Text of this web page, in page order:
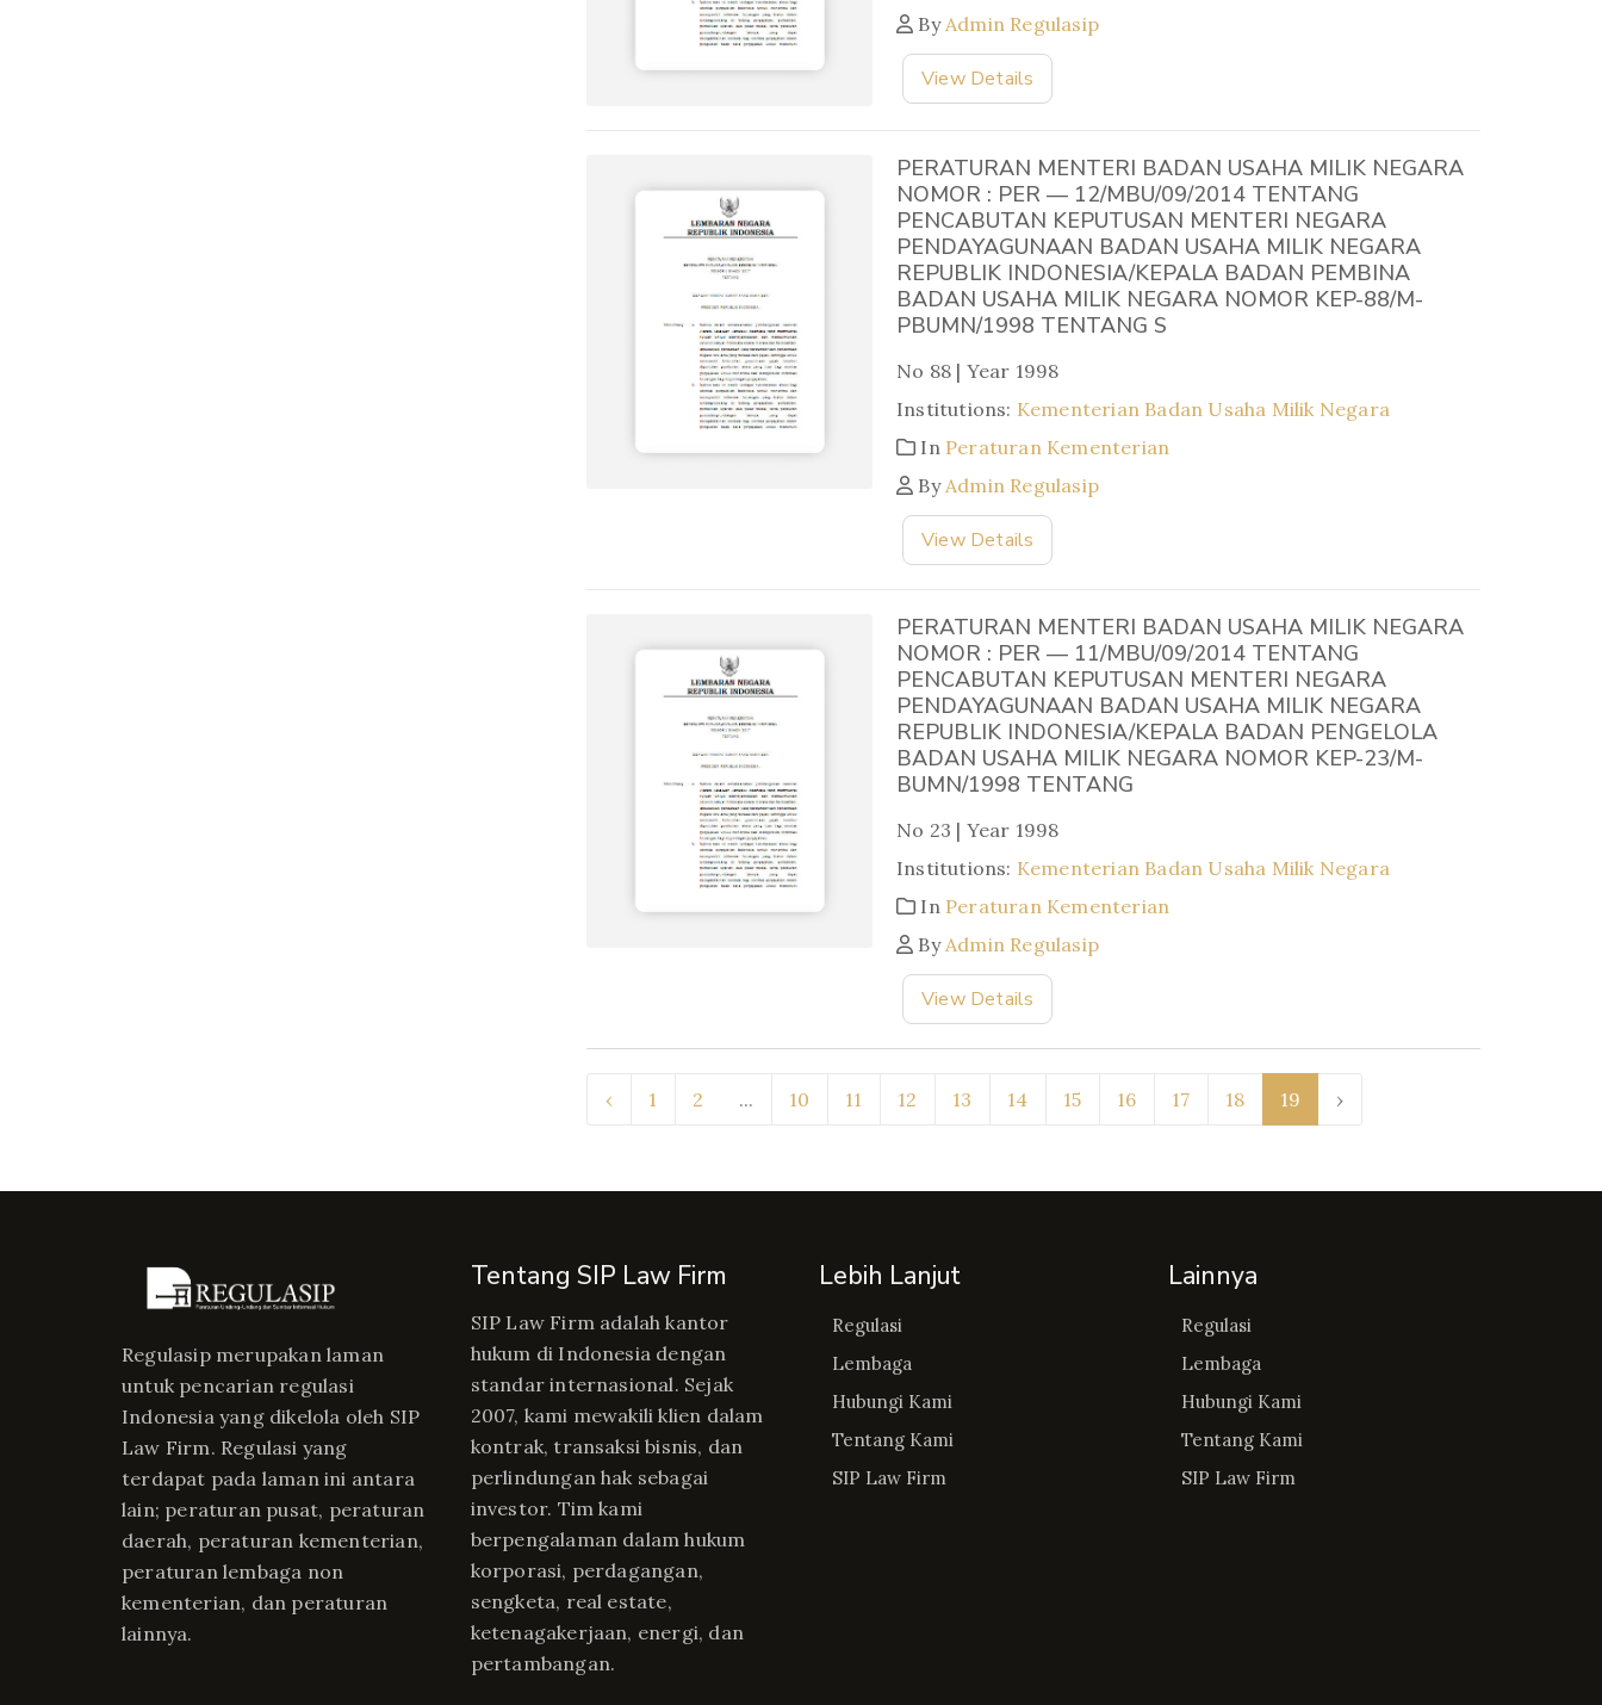
ByAdmin Regulasip
View Details
PERATURAN MENTERI BADAN USAHA MILIK NEGARA
NOMOR : PER — 12/MBU/09/2014 TENTANG
PENCABUTAN KEPUTUSAN MENTERI NEGARA
PENDAYAGUNAAN BADAN USAHA MILIK NEGARA
REPUBLIK INDONESIA/KEPALA BADAN PEMBINA
BADAN USAHA MILIK NEGARA NOMOR KEP-88/M-
PBUMN/1998 TENTANG S
No 88 | Year 1998
Institutions: Kementerian Badan Usaha Milik Negara
In Peraturan Kementerian
ByAdmin Regulasip
View Details
PERATURAN MENTERI BADAN USAHA MILIK NEGARA
NOMOR : PER — 11/MBU/09/2014 TENTANG
PENCABUTAN KEPUTUSAN MENTERI NEGARA
PENDAYAGUNAAN BADAN USAHA MILIK NEGARA
REPUBLIK INDONESIA/KEPALA BADAN PENGELOLA
BADAN USAHA MILIK NEGARA NOMOR KEP-23/M-
BUMN/1998 TENTANG
No 23 | Year 1998
Institutions: Kementerian Badan Usaha Milik Negara
In Peraturan Kementerian
ByAdmin Regulasip
View Details
‹ 1 2 ... 10 11 12 13 14 15 16 17 18 19 ›
Regulasip merupakan laman
untuk pencarian regulasi
Indonesia yang dikelola oleh SIP
Law Firm. Regulasi yang
terdapat pada laman ini antara
lain; peraturan pusat, peraturan
daerah, peraturan kementerian,
peraturan lembaga non
kementerian, dan peraturan
lainnya.
Tentang SIP Law Firm
SIP Law Firm adalah kantor
hukum di Indonesia dengan
standar internasional. Sejak
2007, kami mewakili klien dalam
kontrak, transaksi bisnis, dan
perlindungan hak sebagai
investor. Tim kami
berpengalaman dalam hukum
korporasi, perdagangan,
sengketa, real estate,
ketenagakerjaan, energi, dan
pertambangan.
Lebih Lanjut
Regulasi
Lembaga
Hubungi Kami
Tentang Kami
SIP Law Firm
Lainnya
Regulasi
Lembaga
Hubungi Kami
Tentang Kami
SIP Law Firm